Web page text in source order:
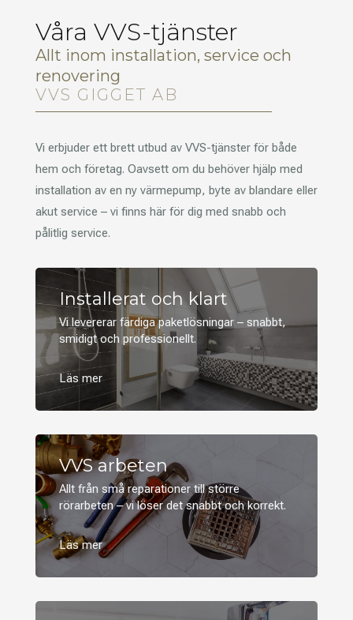
Våra VVS-tjänster
Allt inom installation, service och
renovering
VVS GIGGET AB
Vi erbjuder ett brett utbud av VVS-tjänster för både
hem och företag. Oavsett om du behöver hjälp med
installation av en ny värmepump, byte av blandare eller
akut service – vi finns här för dig med snabb och
pålitlig service.
Installerat och klart
Vi levererar färdiga paketlösningar – snabbt,
smidigt och professionellt.
VVS arbeten
Allt från små reparationer till större
rörarbeten – vi löser det snabbt och korrekt.